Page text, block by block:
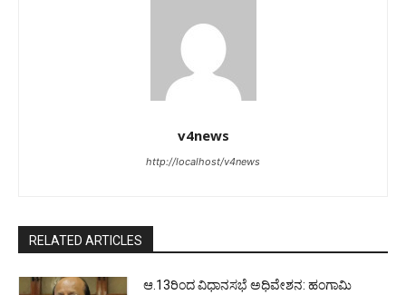
v4news
http://localhost/v4news
RELATED ARTICLES
ಆ.13ರಿಂದ ವಿಧಾನಸಭೆ ಅಧಿವೇಶನ: ಹಂಗಾಮಿ